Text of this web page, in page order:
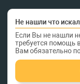
Не нашли что
Если Вы не нашли
требуется помощь
Вам обязательно